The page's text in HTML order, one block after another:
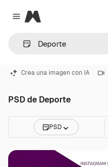
Close menu
Magnific
Crea una imagen con IA
PSD de Deporte
PSD